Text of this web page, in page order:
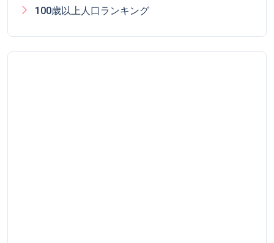
100歳以上人口ランキング